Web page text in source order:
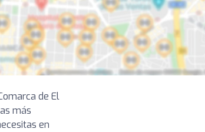
de El
más
en